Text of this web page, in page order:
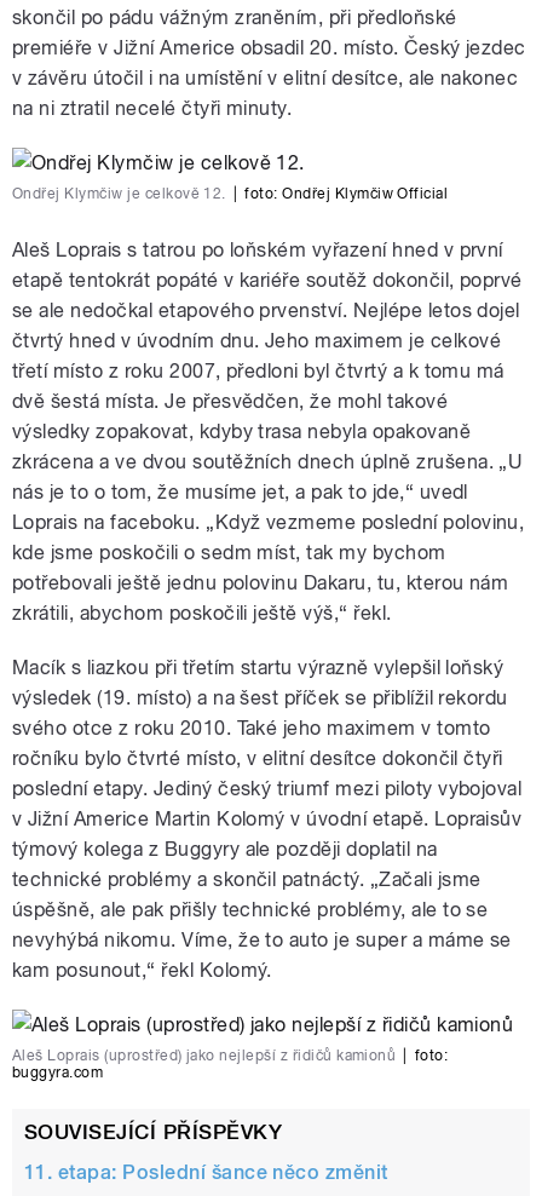
skončil po pádu vážným zraněním, při předloňské
premiéře v Jižní Americe obsadil 20. místo. Český jezdec
v závěru útočil i na umístění v elitní desítce, ale nakonec
na ni ztratil necelé čtyři minuty.
Ondřej Klymčiw je celkově 12. foto:Ondřej Klymčiw Official
Aleš Loprais s tatrou po loňském vyřazení hned v první
etapě tentokrát popáté v kariéře soutěž dokončil, poprvé
se ale nedočkal etapového prvenství. Nejlépe letos dojel
čtvrtý hned v úvodním dnu. Jeho maximem je celkové
třetí místo z roku 2007, předloni byl čtvrtý a k tomu má
dvě šestá místa. Je přesvědčen, že mohl takové
výsledky zopakovat, kdyby trasa nebyla opakovaně
zkrácena a ve dvou soutěžních dnech úplně zrušena. „U
nás je to o tom, že musíme jet, a pak to jde,“ uvedl
Loprais na faceboku. „Když vezmeme poslední polovinu,
kde jsme poskočili o sedm míst, tak my bychom
potřebovali ještě jednu polovinu Dakaru, tu, kterou nám
zkrátili, abychom poskočili ještě výš,“ řekl.
Macík s liazkou při třetím startu výrazně vylepšil loňský
výsledek (19. místo) a na šest příček se přiblížil rekordu
svého otce z roku 2010. Také jeho maximem v tomto
ročníku bylo čtvrté místo, v elitní desítce dokončil čtyři
poslední etapy. Jediný český triumf mezi piloty vybojoval
v Jižní Americe Martin Kolomý v úvodní etapě. Lopraisův
týmový kolega z Buggyry ale později doplatil na
technické problémy a skončil patnáctý. „Začali jsme
úspěšně, ale pak přišly technické problémy, ale to se
nevyhýbá nikomu. Víme, že to auto je super a máme se
kam posunout,“ řekl Kolomý.
Aleš Loprais (uprostřed) jako nejlepší z řidičů kamionů
foto:
buggyra.com
SOUVISEJÍCÍ PŘÍSPĚVKY
11. etapa: Poslední šance něco změnit